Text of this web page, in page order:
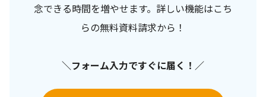
念できる時間を増やせます。詳しい機能はこち
らの無料資料請求から！
＼フォーム入力ですぐに届く！／